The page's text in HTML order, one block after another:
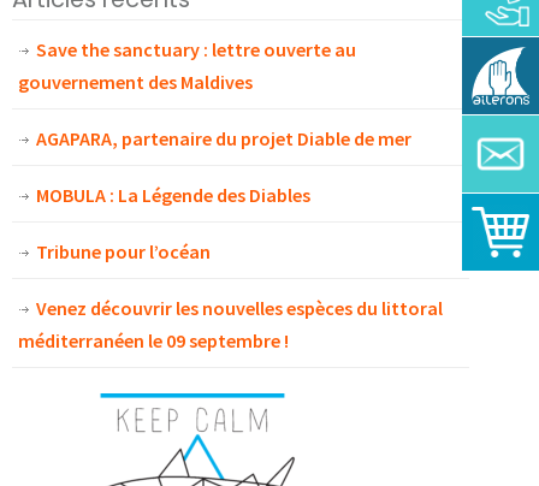
Save the sanctuary : lettre ouverte au
gouvernement des Maldives
AGAPARA, partenaire du projet Diable de mer
MOBULA : La Légende des Diables
Tribune pour l’océan
Venez découvrir les nouvelles espèces du littoral
méditerranéen le 09 septembre !